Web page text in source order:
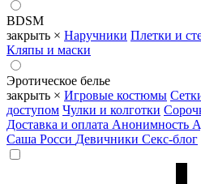
BDSM
закрыть × Наручники Плетки и
Кляпы и маски
Эротическое белье
закрыть × Игровые костюмы
доступом Чулки и колготки
Доставка и оплата Анонимность
Саша Росси Девичники Секс-блог